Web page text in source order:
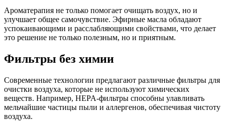
Ароматерапия не только помогает очищать воздух, но и
улучшает общее самочувствие. Эфирные масла обладают
успокаивающими и расслабляющими свойствами, что делает
это решение не только полезным, но и приятным.
Фильтры без химии
Современные технологии предлагают различные фильтры для
очистки воздуха, которые не используют химических
веществ. Например, HEPA-фильтры способны улавливать
мельчайшие частицы пыли и аллергенов, обеспечивая чистоту
воздуха.